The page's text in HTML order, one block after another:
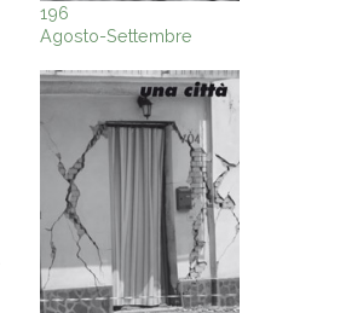
196
Agosto-Settembre